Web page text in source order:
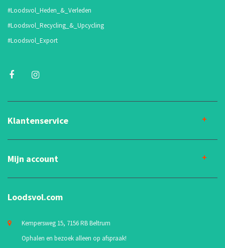
#Loodsvol_Heden_&_Verleden
#Loodsvol_Recycling_&_Upcycling
#Loodsvol_Export
Klantenservice
Mijn account
Loodsvol.com
Kempersweg 15, 7156 RB Beltrum
Ophalen en bezoek alleen op afspraak!